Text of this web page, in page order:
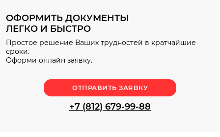
ОФОРМИТЬ ДОКУМЕНТЫ
ЛЕГКО И БЫСТРО
Простое решение Ваших трудностей в кратчайшие
сроки.
Оформи онлайн заявку.
ОТПРАВИТЬ ЗАЯВКУ
+7 (812) 679-99-88